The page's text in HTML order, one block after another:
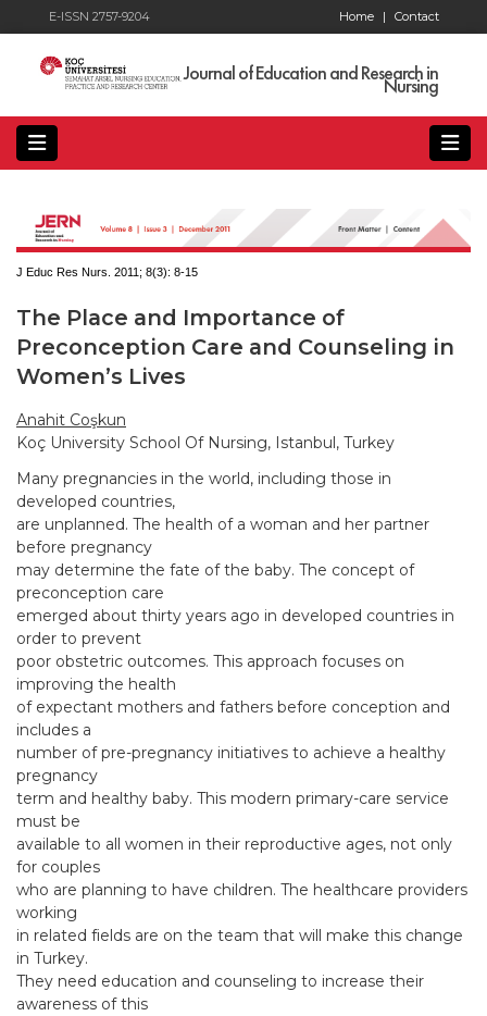
E-ISSN 2757-9204 Contact
Home |
Journal of Education and Research in
Nursing
J Educ Res Nurs. 2011; 8(3): 8-15
The Place and Importance of
Preconception Care and Counseling in
Women’s Lives
Anahit Coşkun
Koç University School Of Nursing, Istanbul, Turkey
Many pregnancies in the world, including those in
developed countries,
are unplanned. The health of a woman and her partner
before pregnancy
may determine the fate of the baby. The concept of
preconception care
emerged about thirty years ago in developed countries in
order to prevent
poor obstetric outcomes. This approach focuses on
improving the health
of expectant mothers and fathers before conception and
includes a
number of pre-pregnancy initiatives to achieve a healthy
pregnancy
term and healthy baby. This modern primary-care service
must be
available to all women in their reproductive ages, not only
for couples
who are planning to have children. The healthcare providers
working
in related fields are on the team that will make this change
in Turkey.
They need education and counseling to increase their
awareness of this